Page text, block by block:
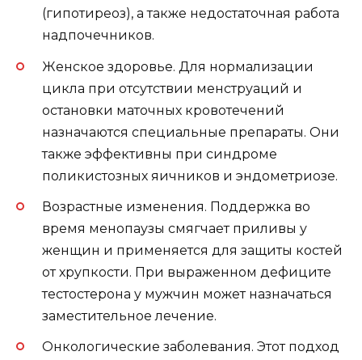
(гипотиреоз), а также недостаточная работа
надпочечников.
Женское здоровье. Для нормализации
цикла при отсутствии менструаций и
остановки маточных кровотечений
назначаются специальные препараты. Они
также эффективны при синдроме
поликистозных яичников и эндометриозе.
Возрастные изменения. Поддержка во
время менопаузы смягчает приливы у
женщин и применяется для защиты костей
от хрупкости. При выраженном дефиците
тестостерона у мужчин может назначаться
заместительное лечение.
Онкологические заболевания. Этот подход